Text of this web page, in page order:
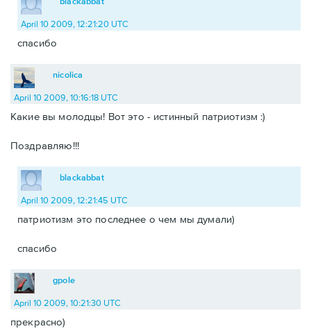
April 10 2009, 12:21:20 UTC
спасибо
nicolica
April 10 2009, 10:16:18 UTC
Какие вы молодцы! Вот это - истинный патриотизм :)
Поздравляю!!!
blackabbat
April 10 2009, 12:21:45 UTC
патриотизм это последнее о чем мы думали)
спасибо
gpole
April 10 2009, 10:21:30 UTC
прекрасно)